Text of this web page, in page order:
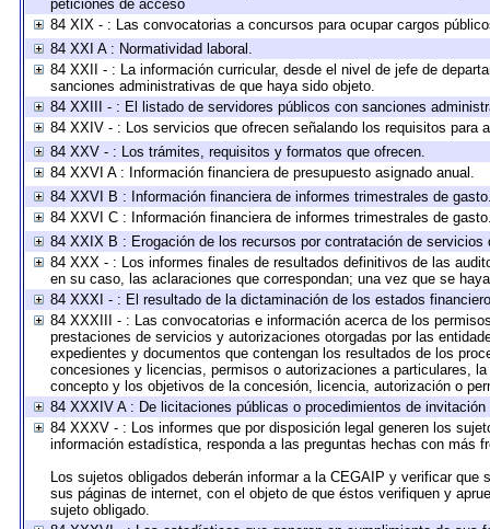
peticiones de acceso
84 XIX - : Las convocatorias a concursos para ocupar cargos
84 XXI A : Normatividad laboral.
84 XXII - : La información curricular, desde el nivel de jefe de
sanciones administrativas de que haya sido objeto.
84 XXIII - : El listado de servidores públicos con sanciones
84 XXIV - : Los servicios que ofrecen señalando los requisitos para
84 XXV - : Los trámites, requisitos y formatos que ofrecen.
84 XXVI A : Información financiera de presupuesto asignado anual.
84 XXVI B : Información financiera de informes trimestrales de
84 XXVI C : Información financiera de informes trimestrales de
84 XXIX B : Erogación de los recursos por contratación de
84 XXX - : Los informes finales de resultados definitivos de las
en su caso, las aclaraciones que correspondan; una vez que se
84 XXXI - : El resultado de la dictaminación de los estados
84 XXXIII - : Las convocatorias e información acerca de los
prestaciones de servicios y autorizaciones otorgadas por las
expedientes y documentos que contengan los resultados de los
concesiones y licencias, permisos o autorizaciones a particulares,
concepto y los objetivos de la concesión, licencia, autorización o
84 XXXIV A : De licitaciones públicas o procedimientos de invitación
84 XXXV - : Los informes que por disposición legal generen los
información estadística, responda a las preguntas hechas con más
Los sujetos obligados deberán informar a la CEGAIP y verificar
sus páginas de internet, con el objeto de que éstos verifiquen y
sujeto obligado.